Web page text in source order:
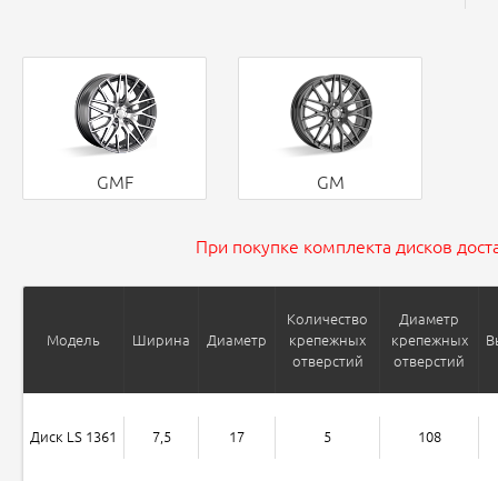
GMF GM
При покупке комплекта дисков
Модель Ширина Диаметр
Количество
крепежных
отверстий
Диаметр
крепежных
отверстий
Диск LS 1361 7,5 17 5 108